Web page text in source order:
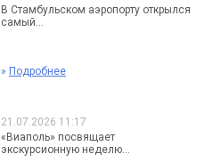
В Стамбульском аэропорту открылся
самый...
» Подробнее
21.07.2026 11:17
«Виаполь» посвящает
экскурсионную неделю...